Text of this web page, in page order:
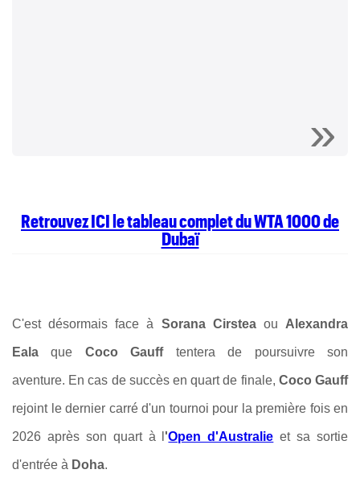
Retrouvez ICI le tableau complet du WTA 1000 de
Dubaï
C'est désormais face à Sorana Cirstea ou Alexandra
Eala que Coco Gaufftentera de poursuivre son
aventure. En cas de succès en quart de finale, Coco Gauff
rejoint le dernier carré d'un tournoi pour la première fois en
2026 après son quart à l 'Open d'Australie et sa sortie
d'entrée à Doha.